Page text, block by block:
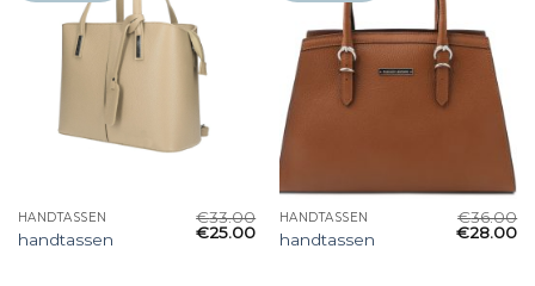
HANDTASSEN
handtassen
€33.00
€25.00
HANDTASSEN
handtassen
€36.00
€28.00